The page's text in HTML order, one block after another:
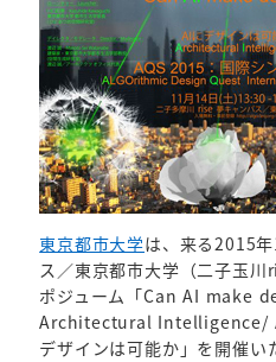
東京都市大学は、来る2015
ス／東京都市大学（二子玉
ポジューム「Can AI make
Architectural
デザインは可能か」を開催い